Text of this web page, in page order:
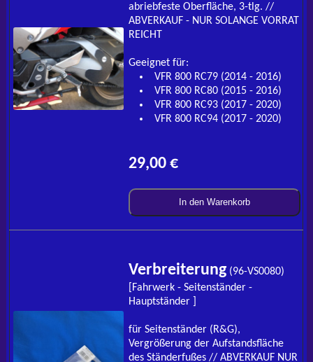
abriebfeste Oberfläche, 3-tlg. //
ABVERKAUF - NUR SOLANGE VORRAT
REICHT
Geeignet für:
VFR 800 RC79 (2014 - 2016)
VFR 800 RC80 (2015 - 2016)
VFR 800 RC93 (2017 - 2020)
VFR 800 RC94 (2017 - 2020)
29,00 €
In den Warenkorb
Verbreiterung (96-VS0080)
[Fahrwerk - Seitenständer -
Hauptständer ]
für Seitenständer (R&G),
Vergrößerung der Aufstandsfläche
des Ständerfußes // ABVERKAUF NUR